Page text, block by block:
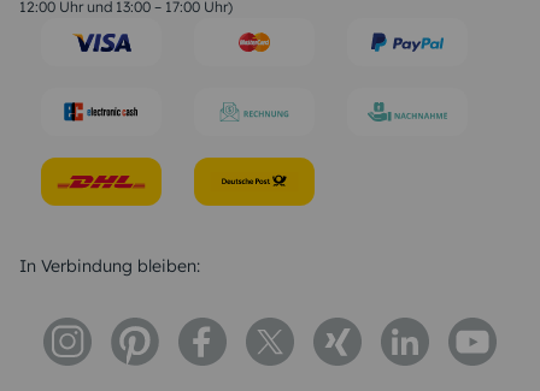
12:00 Uhr und 13:00 – 17:00 Uhr)
Konfirmation Glückwünsche
In Verbindung bleiben: